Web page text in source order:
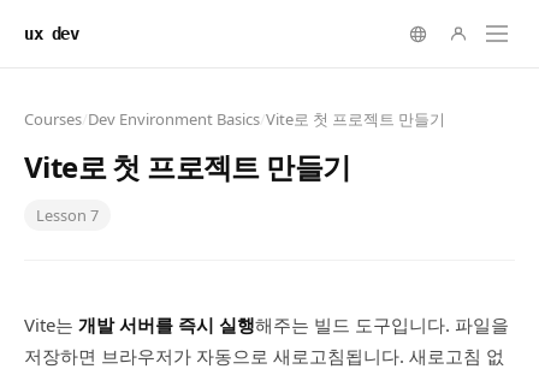
ux dev
Courses Dev Environment Basics Vite로 첫 프로젝트 만들기
Vite로 첫 프로젝트 만들기
Lesson 7
Vite는 개발 서버를 즉시 실행해주는 빌드 도구입니다. 파일을
저장하면 브라우저가 자동으로 새로고침됩니다. 새로고침 없